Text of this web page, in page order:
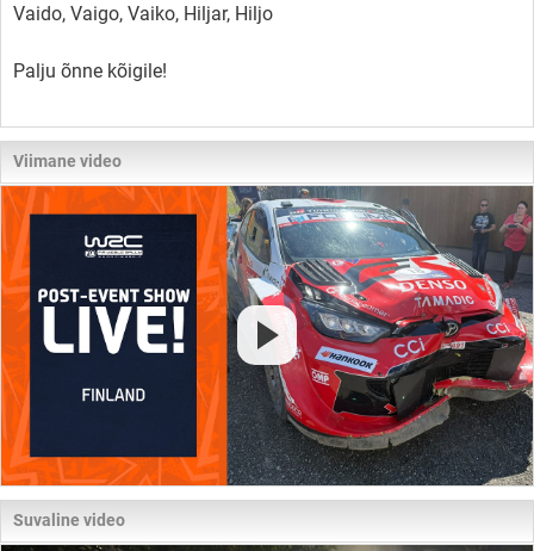
Vaido, Vaigo, Vaiko, Hiljar, Hiljo
Palju õnne kõigile!
Viimane video
Suvaline video